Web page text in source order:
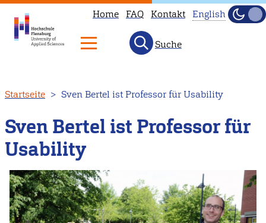
zum
Inhalt
Home FAQ Kontakt
not
available
in
to
our
English
English
Hell
Suche
Startseite Sven Bertel ist Professor für Usability
Sven Bertel ist Professor für
Usability